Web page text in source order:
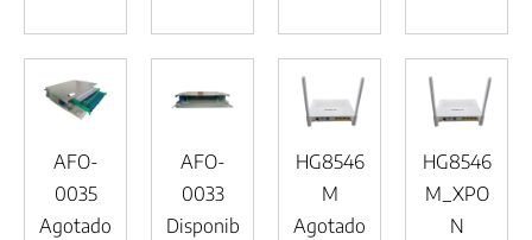
AFO-
0035
Agotado
AFO-
0033
Disponib
HG8546
M
Agotado
HG8546
M_XPO
N